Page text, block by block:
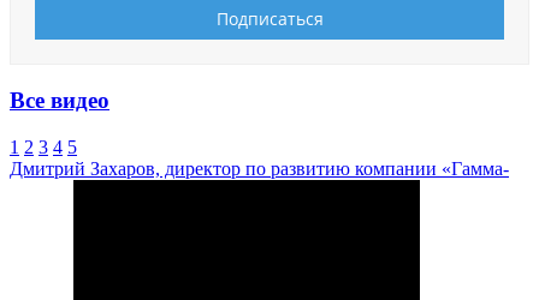
Все видео
1 2 3 4 5
Дмитрий Захаров, директор по развитию компании «Гамма-